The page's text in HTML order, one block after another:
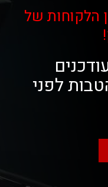
הלקוחות של
לפני